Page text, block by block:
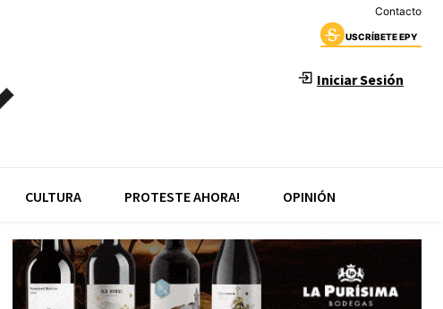
Contacto
USCRÍBETE EPY
Iniciar Sesión
CULTURA PROTESTE AHORA! OPINIÓN